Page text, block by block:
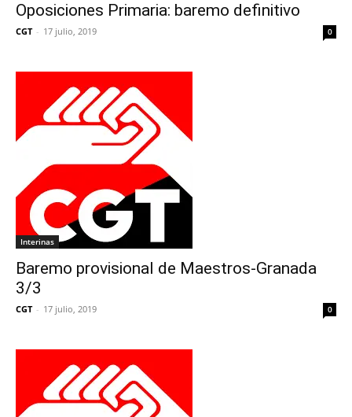
Oposiciones Primaria: baremo definitivo
CGT - 17 julio, 2019 0
Interinas
Baremo provisional de Maestros-Granada
3/3
CGT - 17 julio, 2019 0